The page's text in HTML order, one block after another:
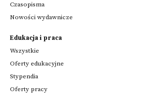
Czasopisma
Nowości wydawnicze
Edukacja i praca
Wszystkie
Oferty edukacyjne
Stypendia
Oferty pracy